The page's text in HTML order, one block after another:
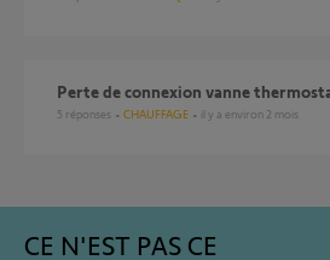
Perte de connexion vanne
5 réponses CHAUFFAGE il y a environ 2 mois
CE N'EST PAS CE